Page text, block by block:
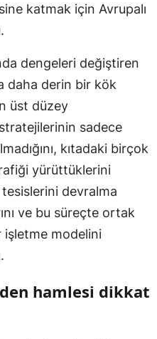
katmak için Avrupalı
dengeleri değiştiren
daha derin bir kök
üst düzey
sadece
kıtadaki birçok
yürüttüklerini
devralma
ve bu süreçte ortak
işletme modelini
hamlesi dikkat